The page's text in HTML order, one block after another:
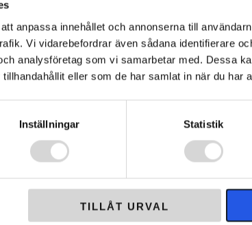
anpassa innehållet och annonserna till
Vi vidarebefordrar även sådana identifierare
analysföretag som vi samarbetar med. Dessa
eller som de har samlat in när du har
Inställningar Statistik
TILLÅT URVAL